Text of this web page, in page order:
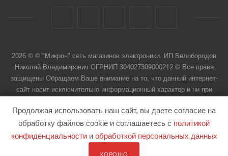
2026 © © "Микрон" сеть магазинов электроники. ИП Белобородов
Николай Владимирович ОГРНИП 304027309000212 © Все права
защищены Обращаем Ваше внимание на то, что данный интернет-
сайт носит исключительно информационный характер и ни при
Продолжая использовать наш сайт, вы даете согласие на
обработку файлов cookie и соглашаетесь с политикой
конфиденциальностии обработкой персональных данных
ХОРОШО